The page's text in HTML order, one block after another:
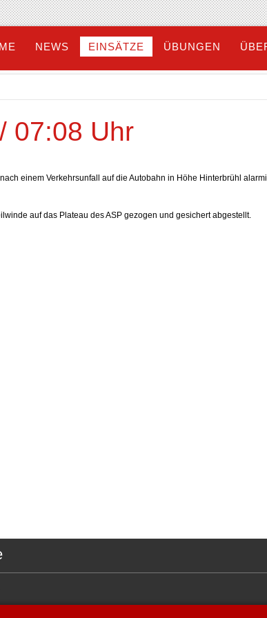
NEWS EINSÄTZE ÜBUNGEN
07:08 Uhr
einem Verkehrsunfall auf die Autobahn in Höhe Hinterbrühl
auf das Plateau des ASP gezogen und gesichert abgestellt.